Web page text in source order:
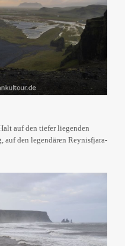
auf den tiefer liegenden
den legendären Reynisfjara-